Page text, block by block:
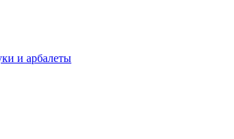
и арбалеты